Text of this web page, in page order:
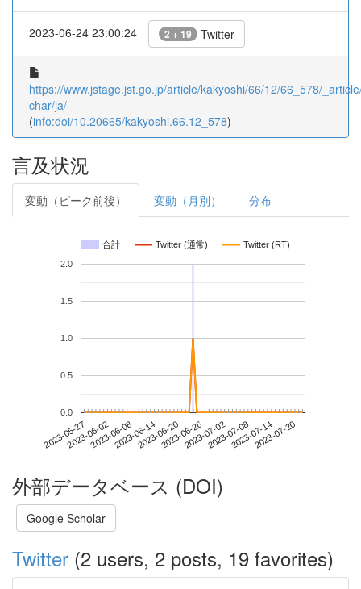
2023-06-24 23:00:24 2 + 19 Twitter
https://www.jstage.jst.go.jp/article/kakyoshi/66/12/66_578/
char/ja/
(info:doi/10.20665/kakyoshi.66.12_578)
言及状況
変動（ピーク前後） 変動（月別） 分布
合計 Twitter (通常) Twitter (RT)
2023-05-272023-06-022023-06-082023-06-142023-06-202023-06-262023-07-022023-07-082023-07-142023-07-20
0.0
0.5
1.0
1.5
2.0
外部データベース (DOI)
Google Scholar
Twitter (2 users, 2 posts, 19 favorites)